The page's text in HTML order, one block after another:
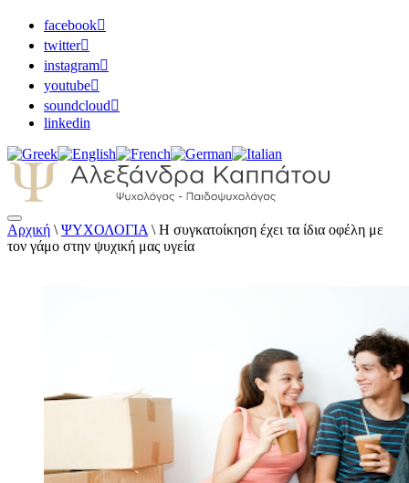
facebook
twitter
instagram
youtube
soundcloud
linkedin
Αλεξάνδρα Καππάτου Ψυχολόγος –
Παιδοψυχολόγος
Αρχική \ ΨΥΧΟΛΟΓΙΑ \ Η συγκατοίκηση έχει τα ίδια οφέλη με
τον γάμο στην ψυχική μας υγεία